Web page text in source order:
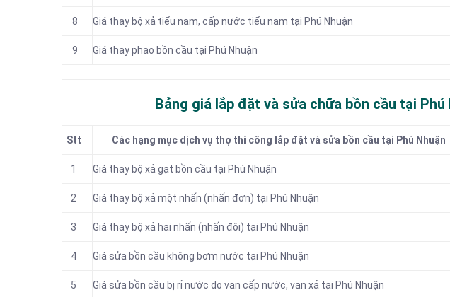
8 Giá thay bộ xả tiểu nam, cấp nước tiểu nam tại Phú Nhuận
9 Giá thay phao bồn cầu tại Phú Nhuận
Bảng giá lắp đặt và sửa chữa bồn cầu tại Phú
Stt Các hạng mục dịch vụ thợ thi công lắp đặt và sửa bồn cầu tại Phú Nhuận
1 Giá thay bộ xả gạt bồn cầu tại Phú Nhuận
2 Giá thay bộ xả một nhấn (nhấn đơn) tại Phú Nhuận
3 Giá thay bộ xả hai nhấn (nhấn đôi) tại Phú Nhuận
4 Giá sửa bồn cầu không bơm nước tại Phú Nhuận
5 Giá sửa bồn cầu bị rỉ nước do van cấp nước, van xả tại Phú Nhuận